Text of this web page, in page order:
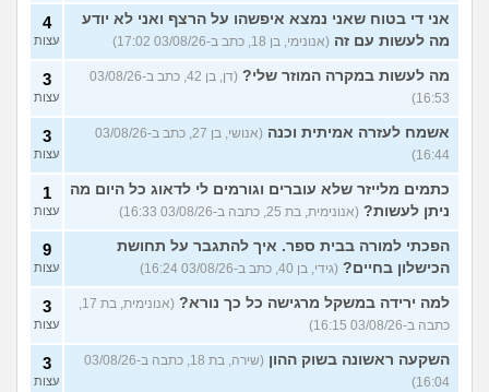
אני די בטוח שאני נמצא איפשהו על הרצף ואני לא יודע
מה לעשות עם זה (אנונימי, בן 18, כתב ב-03/08/26 17:02)
4
עצות
מה לעשות במקרה המוזר שלי?
(דן, בן 42, כתב ב-03/08/26
16:53)
3
עצות
אשמח לעזרה אמיתית וכנה
(אנושי, בן 27, כתב ב-03/08/26
16:44)
3
עצות
כתמים מלייזר שלא עוברים וגורמים לי לדאוג כל היום מה
ניתן לעשות? (אנונימית, בת 25, כתבה ב-03/08/26 16:33)
1
עצות
הפכתי למורה בבית ספר. איך להתגבר על תחושת
הכישלון בחיים? (גידי, בן 40, כתב ב-03/08/26 16:24)
9
עצות
למה ירידה במשקל מרגישה כל כך נורא?
(אנונימית, בת 17,
כתבה ב-03/08/26 16:15)
3
עצות
השקעה ראשונה בשוק ההון
(שירה, בת 18, כתבה ב-03/08/26
16:04)
3
עצות